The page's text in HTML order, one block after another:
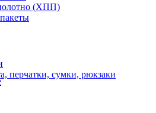
(ХПП)
перчатки, сумки, рюкзаки